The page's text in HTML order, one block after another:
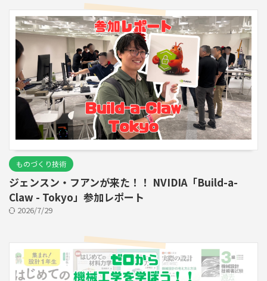
ものづくり技術
ジェンスン・フアンが来た！！ NVIDIA「Build-a-
Claw - Tokyo」参加レポート
2026/7/29